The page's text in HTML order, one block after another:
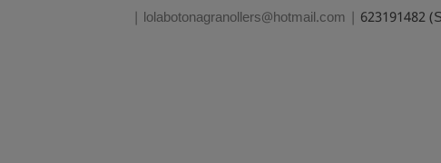
| lolabotonagranollers@hotmail.com | 623191482